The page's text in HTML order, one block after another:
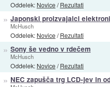
Oddelek: Novice/Rezultati
» Japonski proizvajalci
McHusch
Oddelek: Novice/Rezultati
» Sony še vedno v rdečem
McHusch
Oddelek: Novice/Rezultati
» NEC zapušča trg LCD-jev in